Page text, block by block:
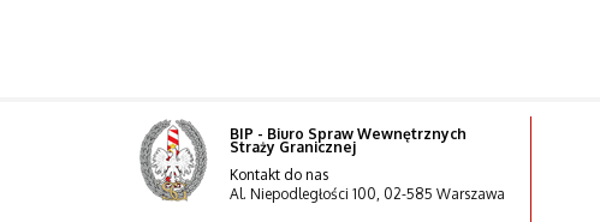
BIP - Biuro Spraw Wewnętrznych
Straży Granicznej
Kontakt do nas
Al. Niepodległości 100, 02-585 Warszawa